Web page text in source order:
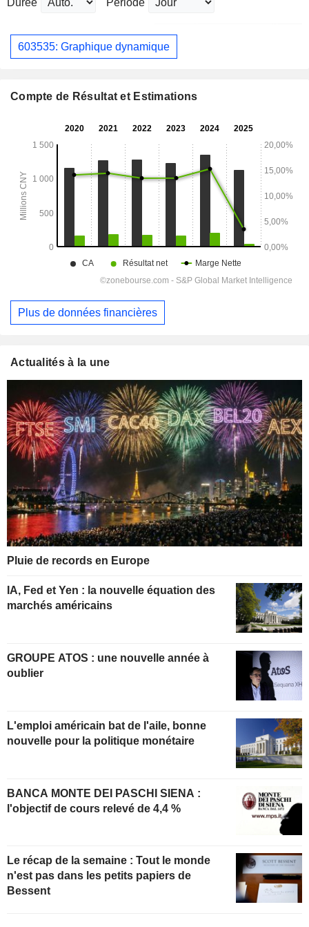
Durée Période
603535: Graphique dynamique
Compte de Résultat et Estimations
Plus de données financières
Actualités à la une
Pluie de records en Europe
IA, Fed et Yen : la nouvelle équation des
marchés américains
GROUPE ATOS : une nouvelle année à
oublier
L'emploi américain bat de l'aile, bonne
nouvelle pour la politique monétaire
BANCA MONTE DEI PASCHI SIENA :
l'objectif de cours relevé de 4,4 %
Le récap de la semaine : Tout le monde
n'est pas dans les petits papiers de
Bessent